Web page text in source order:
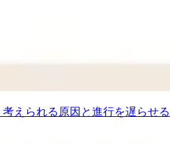
えられる原因と進行を遅らせる